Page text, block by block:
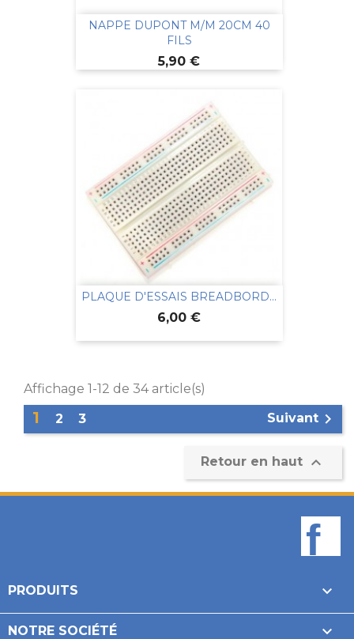
NAPPE DUPONT M/M 20CM 40
FILS
Prix
5,90 €
PLAQUE D'ESSAIS BREADBORD...
Prix
6,00 €
Affichage 1-12 de 34 article(s)
1 2 3 Suivant 
Retour en haut 
PRODUITS 
NOTRE SOCIÉTÉ 